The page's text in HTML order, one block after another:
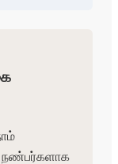
நண்பர்களாக